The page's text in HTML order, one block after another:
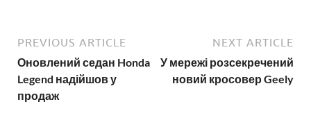
PREVIOUS ARTICLE
Оновлений седан Honda
Legend надійшов у
продаж
NEXT ARTICLE
У мережі розсекречений
новий кросовер Geely